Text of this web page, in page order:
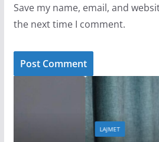
Save my name, email, and
the next time I comment.